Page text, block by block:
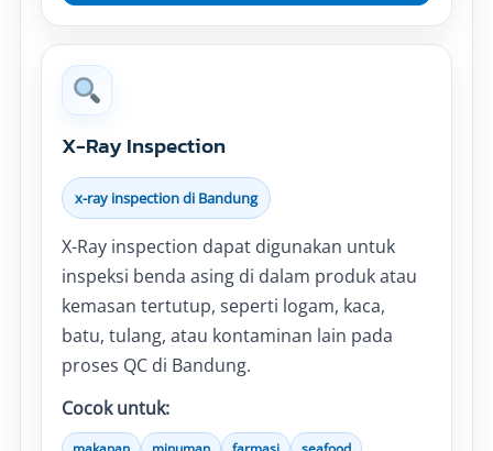
X-Ray Inspection
x-ray inspection di Bandung
X-Ray inspection dapat digunakan untuk
inspeksi benda asing di dalam produk atau
kemasan tertutup, seperti logam, kaca,
batu, tulang, atau kontaminan lain pada
proses QC di Bandung.
Cocok untuk: